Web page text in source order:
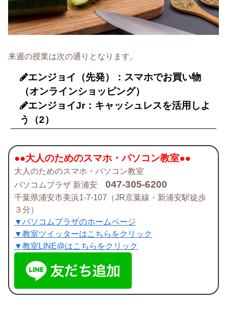
来週の授業は次の通りとなります。
エンジョイ（先発）：スマホでお買い物
（オンラインショッピング）
エンジョイJr：キャッシュレスを活用しよ
う（2）
●●大人のためのスマホ・パソコン教室●●
大人のためのスマホ・パソコン教室
パソコムプラザ 新浦安 047-305-6200
千葉県浦安市美浜1-7-107（JR京葉線・新浦安駅徒歩
３分）
▼パソコムプラザのホームページ
▼教室ツイッターはこちらをクリック
▼教室LINE@はこちらをクリック